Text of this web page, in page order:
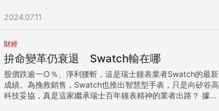
來自台灣，出生於南投竹山、台大電機系畢業的高民環，在40
口、中壢、台南都有廠，台灣員工更擔任研發、行銷、全球智
慧製造的重任。 在經濟前景不明，科技巨頭紛紛裁員的2023
年，它逆勢繳出營收與每股盈餘（EPS）創歷史新高的成績，
且毛利率高達57％。 很難想像，該公司股價在2008年曾只剩
不到16美元，市值比上一年度的高點重摔約87％。其中固然有
受金融海嘯的影響，但更多的是智慧型手機iPhone與免費
2024.07.11
財經
拚命變革仍衰退 Swatch輸在哪
股價跌逾一○％、淨利腰斬，這是瑞士鐘表業者Swatch的最新
成績。為挽救銷售，Swatch也推出智慧型手表，只是向矽谷高
科技妥協，真是這家繼承瑞士百年鐘表精神的業者出路？ 據瑞